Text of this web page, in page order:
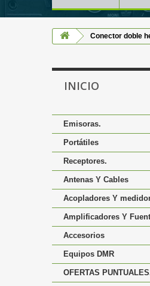
Conector doble
INICIO
Emisoras.
Portátiles
Receptores.
Antenas Y Cables
Acopladores Y
Amplificadores Y
Accesorios
Equipos DMR
OFERTAS